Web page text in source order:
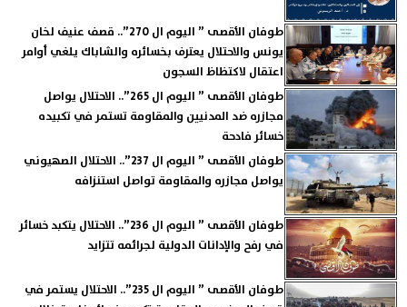
طوفان الأقصى ” اليوم ال 270”.. قصف عنيف لخان
يونس والاحتلال يعترف بخسائره والشاباك يلغي أوامر
اعتقال لاكتظاظ السجون
طوفان الأقصى ” اليوم ال 265”.. الاحتلال يواصل
مجازره ضد المدنيين والمقاومة تستمر في تكبيده
خسائر فادحة
طوفان الأقصى ” اليوم ال 237”.. الاحتلال الصهيوني
يواصل مجازره والمقاومة تواصل استنزافه
طوفان الأقصى ” اليوم ال 236”.. الاحتلال يتكبد خسائر
في رفح والإدانات الدولية لجرائمه تتزايد
طوفان الأقصى ” اليوم ال 235”.. الاحتلال يستمر في